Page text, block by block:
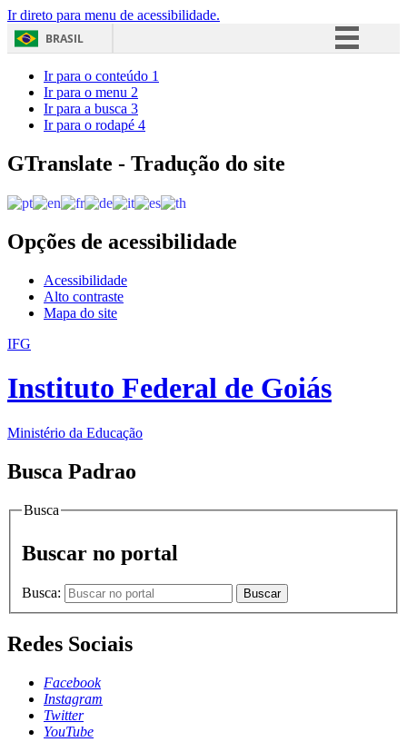
Ir direto para menu de acessibilidade.
BRASIL
Acesso à informação
Ir para o conteúdo 1
Ir para o menu 2
Ir para a busca 3
Ir para o rodapé 4
GTranslate - Tradução do site
Opções de acessibilidade
Acessibilidade
Alto contraste
Mapa do site
IFG
Instituto Federal de Goiás
Ministério da Educação
Busca Padrao
Busca
Buscar no portal
Busca: Buscar
Redes Sociais
Facebook
Instagram
Twitter
YouTube